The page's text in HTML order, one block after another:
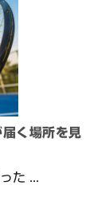
く場所を見
た ...